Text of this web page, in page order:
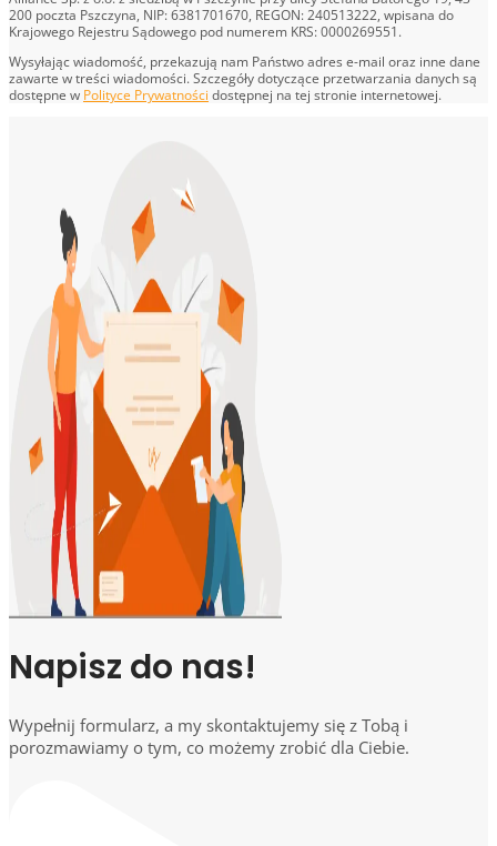
200 poczta Pszczyna, NIP: 6381701670, REGON: 240513222, wpisana do
Krajowego Rejestru Sądowego pod numerem KRS: 0000269551.
Wysyłając wiadomość, przekazują nam Państwo adres e-mail oraz inne dane
zawarte w treści wiadomości. Szczegóły dotyczące przetwarzania danych są
dostępne w Polityce Prywatności dostępnej na tej stronie internetowej.
Napisz do nas!
Wypełnij formularz, a my skontaktujemy się z Tobą i
porozmawiamy o tym, co możemy zrobić dla Ciebie.